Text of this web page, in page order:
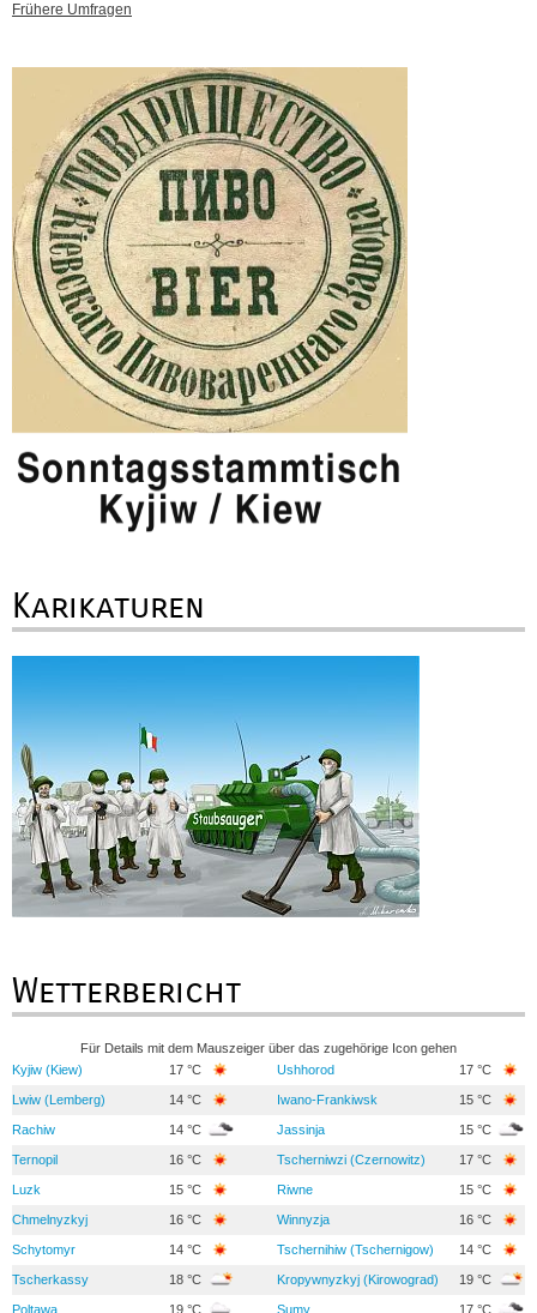
Frühere Umfragen
Karikaturen
Wetterbericht
Für Details mit dem Mauszeiger über das zugehörige Icon gehen
Kyjiw (Kiew)
17 °C Ushhorod 17 °C
Lwiw (Lemberg) 14 °C Iwano-Frankiwsk 15 °C
Rachiw 14 °C Jassinja 15 °C
Ternopil 16 °C Tscherniwzi (Czernowitz) 17 °C
Luzk 15 °C Riwne 15 °C
Chmelnyzkyj 16 °C Winnyzja 16 °C
Schytomyr 14 °C Tschernihiw (Tschernigow) 14 °C
Tscherkassy 18 °C Kropywnyzkyj (Kirowograd) 19 °C
Poltawa 19 °C Sumy 17 °C